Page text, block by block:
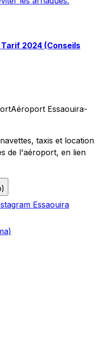
2024 (Conseils
Aéroport Essaouira-
taxis et location
de l'aéroport, en lien
Essaouira